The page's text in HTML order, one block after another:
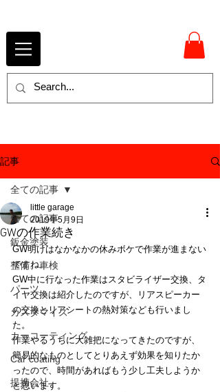
記事
全ての記事
鈑金塗装
整備、車検
パーツ
カスタマイズ
カーコーティング
Car coating
提携会社
全ての記事
GWの作業続き
little garage
2019年5月9日
GW明けはなかなかの休みボケで作業が進まない
ですね。
GW中に行なった作業はスタビライザー交換、タ
イヤ交換は紹介したのですが、リアスピーカー
の交換とリアシートの熱対策なども行いまし
た。
作業やるうちに大雑把になってきたのですが、
簡易的なものとしてとりあえず効果を知りたか
ったので、時間があればもう少し工夫しようか
と思います。